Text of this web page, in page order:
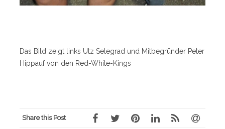
Das Bild zeigt links Utz Selegrad und Mitbegründer Peter
Hippauf von den Red-White-Kings
Share this Post